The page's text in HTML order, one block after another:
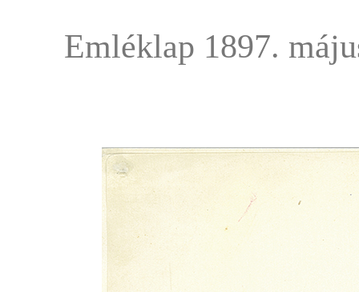
Emléklap 1897.